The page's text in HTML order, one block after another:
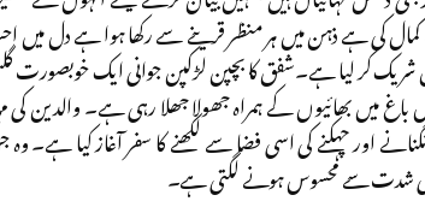
کی ہے ذہن میں ہر منظر قرینے سے رکھا ہوا ہے دل میں
شریک کر لیا ہے۔شفق کا بچپن لڑکپن جوانی ایک
باغ میں بھائیوں کے ہمراہ جھولا جھلا رہی ہے۔ والدین
اور چہکنے کی اسی فضا سے لکھنے کا سفر آغاز کیا
بھی شدت سے محسوس ہونے لگتی ہے۔